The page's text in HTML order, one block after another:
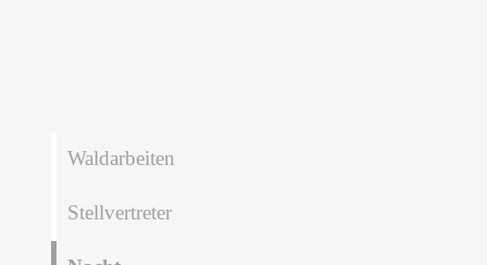
Waldarbeiten
Stellvertreter